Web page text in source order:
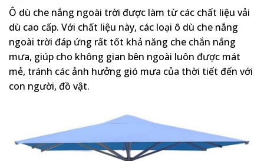
Ô dù che nắng ngoài trời được làm từ các chất liệu vải
dù cao cấp. Với chất liệu này, các loại ô dù che nắng
ngoài trời đáp ứng rất tốt khả năng che chắn nắng
mưa, giúp cho không gian bên ngoài luôn được mát
mẻ, tránh các ảnh hưởng gió mưa của thời tiết đến với
con người, đồ vật.